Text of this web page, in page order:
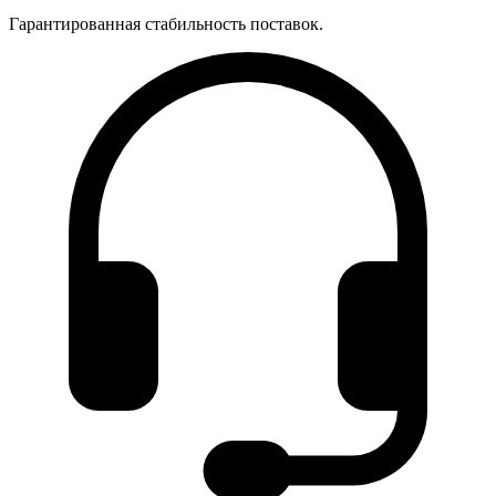
Гарантированная стабильность поставок.